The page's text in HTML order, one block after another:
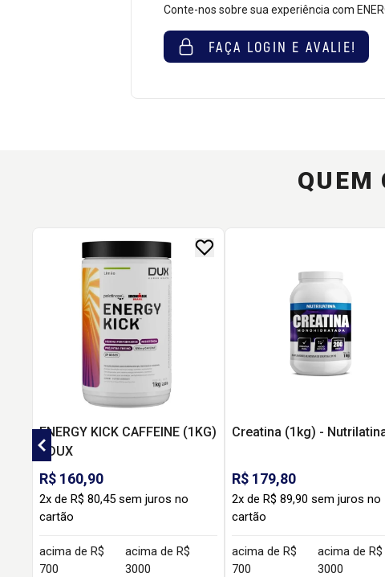
Conte-nos sobre sua experiência com
FAÇA LOGIN E AVALIE!
QUEM
ENERGY KICK CAFFEINE (1KG)
- DUX
R$ 160,90
2x de R$ 80,45 sem juros no
cartão
acima de R$
700
acima de R$
3000
Creatina (1kg) -
R$ 179,80
2x de R$ 89,90 sem juros no
cartão
acima de R$
700
acima de R$
3000